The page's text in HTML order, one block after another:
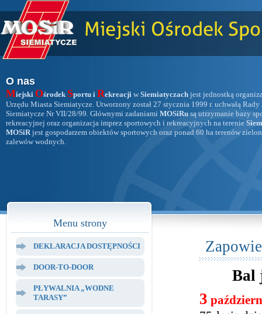
O nas
Miejski Ośrodek Sportu i Rekreacji w Siemiatyczach jest jednostką
Urzędu Miasta Siemiatycze. Utworzony został 27 stycznia 1999 r. uchwałą
Siemiatycze Nr VII/28/99. Głównymi zadaniami MOSiRu są utrzymanie bazy
rekreacyjnej oraz organizacja imprez sportowych i rekreacyjnych na terenie
MOSiRjest gospodarzem obiektów sportowych oraz ponad 60 ha terenów
zalewów wodnych.
Menu strony
DEKLARACJA DOSTĘPNOŚCI
DOOR-TO-DOOR
PŁYWALNIA „WODNE
TARASY”
Bal
3